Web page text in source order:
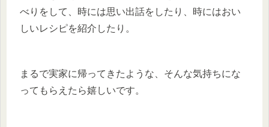
べりをして、時には思い出話をしたり、時にはおい
しいレシピを紹介したり。
まるで実家に帰ってきたような、そんな気持ちにな
ってもらえたら嬉しいです。